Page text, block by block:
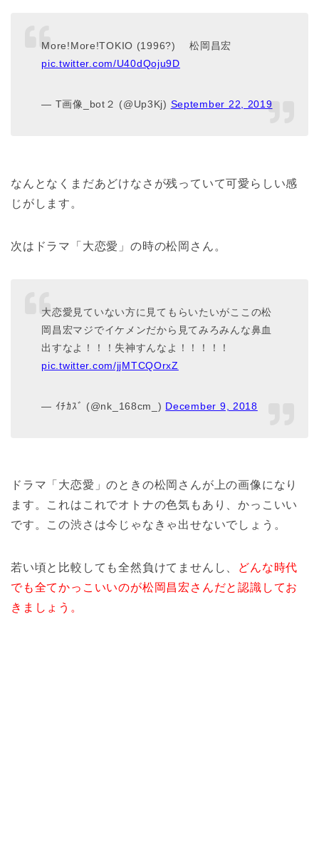
More!More!TOKIO (1996?) 松岡昌宏
pic.twitter.com/U40dQoju9D
— T画像_bot２ (@Up3Kj) September 22, 2019
なんとなくまだあどけなさが残っていて可愛らしい感
じがします。
次はドラマ「大恋愛」の時の松岡さん。
大恋愛見ていない方に見てもらいたいがここの松
岡昌宏マジでイケメンだから見てみろみんな鼻血
出すなよ！！！失神すんなよ！！！！！
pic.twitter.com/jjMTCQOrxZ
— ｲﾁｶｽﾞ (@nk_168cm_) December 9, 2018
ドラマ「大恋愛」のときの松岡さんが上の画像になり
ます。これはこれでオトナの色気もあり、かっこいい
です。この渋さは今じゃなきゃ出せないでしょう。
若い頃と比較しても全然負けてませんし、
どんな時代
でも全てかっこいいのが松岡昌宏さんだと認識してお
きましょう。